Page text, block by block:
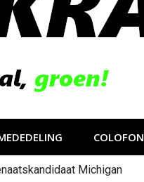
COLOFON
Michigan